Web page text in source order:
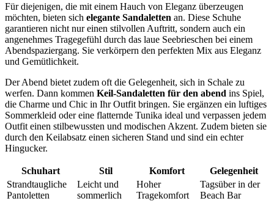
Für diejenigen, die mit einem Hauch von Eleganz überzeugen
möchten, bieten sich elegante Sandaletten an. Diese Schuhe
garantieren nicht nur einen stilvollen Auftritt, sondern auch ein
angenehmes Tragegefühl durch das laue Seebrieschen bei einem
Abendspaziergang. Sie verkörpern den perfekten Mix aus Eleganz
und Gemütlichkeit.
Der Abend bietet zudem oft die Gelegenheit, sich in Schale zu
werfen. Dann kommen Keil-Sandaletten für den abend ins Spiel,
die Charme und Chic in Ihr Outfit bringen. Sie ergänzen ein luftiges
Sommerkleid oder eine flatternde Tunika ideal und verpassen jedem
Outfit einen stilbewussten und modischen Akzent. Zudem bieten sie
durch den Keilabsatz einen sicheren Stand und sind ein echter
Hingucker.
Schuhart Stil Komfort
Gelegenheit
Strandtaugliche
Pantoletten
Leicht und
sommerlich
Hoher
Tragekomfort
Tagsüber in der
Beach Bar